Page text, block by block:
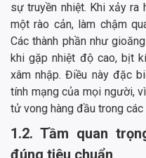
sự truyền nhiệt. Khi xảy ra
một rào cản, làm chậm
Các thành phần như
khi gặp nhiệt độ cao, bịt
xâm nhập. Điều này đặc
tính mạng của mọi người,
tử vong hàng đầu trong các
1.2. Tầm quan